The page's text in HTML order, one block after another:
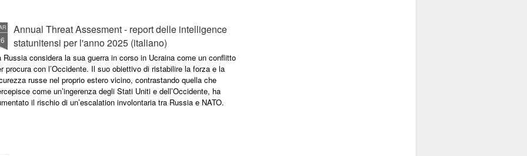
Annual Threat Assesment - report delle intelligence
statunitensi per l'anno 2025 (italiano)
Russia considera la sua guerra in corso in Ucraina come un conflitto
procura con l’Occidente. Il suo obiettivo di ristabilire la forza e la
russe nel proprio estero vicino, contrastando quella che
come un’ingerenza degli Stati Uniti e dell’Occidente, ha
il rischio di un’escalation involontaria tra Russia e NATO.